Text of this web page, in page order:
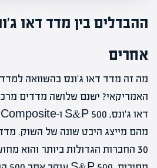
ההבדלים בין מדד דאו
אחרים
מה זה מדד דאו ג'ונס בהשוואה
האמריקאי? ישנם שלושה מדדים
מהם מייצג היבט שונה של השוק.
30 החברות הגדולות ביותר והוא